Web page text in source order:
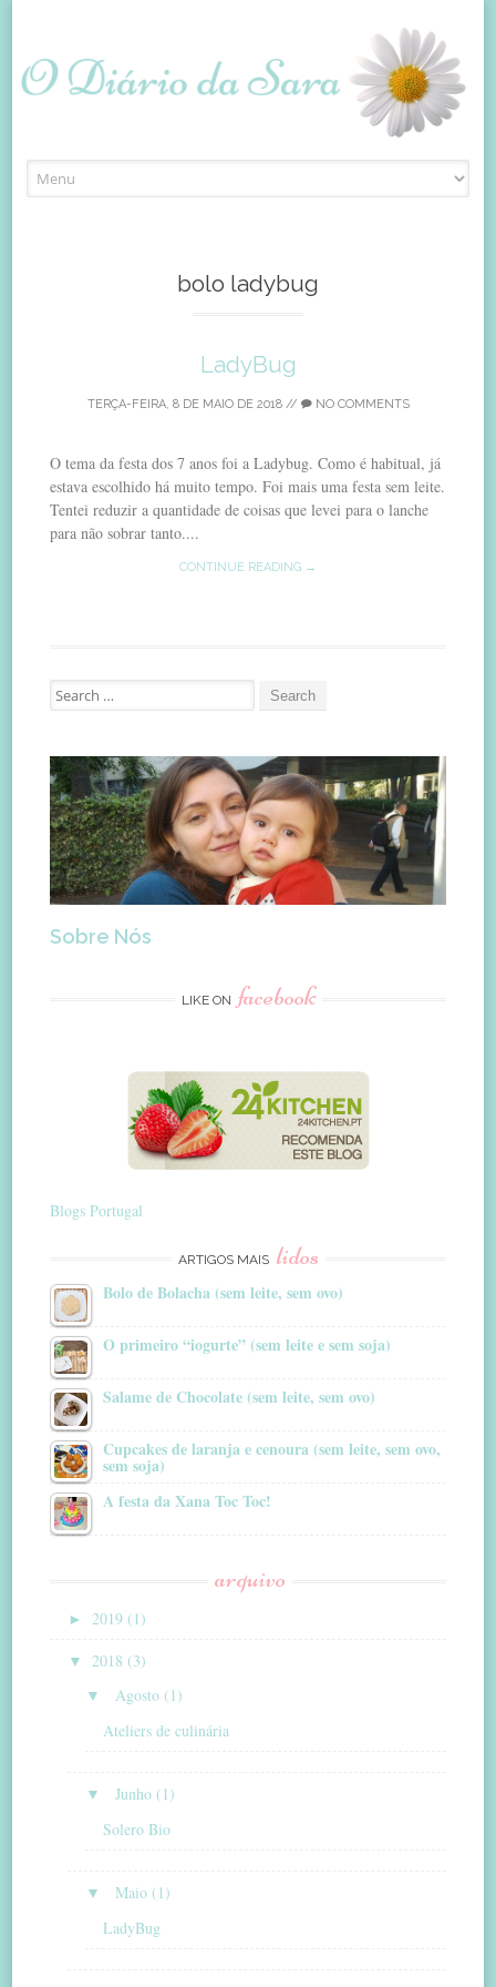
to
bolo ladybug
LadyBug
TERÇA-FEIRA, 8 DE MAIO DE 2018// NO COMMENTS
O tema da festa dos 7 anos foi a Ladybug. Como é habitual, já
estava escolhido há muito tempo. Foi mais uma festa sem leite.
Tentei reduzir a quantidade de coisas que levei para o lanche
para não sobrar tanto....
CONTINUE READING →
Search
for:
Sobre Nós
LIKE ON facebook
Blogs Portugal
ARTIGOS MAIS lidos
Bolo de Bolacha (sem leite, sem ovo)
O primeiro “iogurte” (sem leite e sem soja)
Salame de Chocolate (sem leite, sem ovo)
Cupcakes de laranja e cenoura (sem leite, sem ovo,
sem soja)
A festa da Xana Toc Toc!
arquivo
► 2019 (1)
▼ 2018 (3)
▼
Agosto (1)
Ateliers de culinária
▼
Junho (1)
Solero Bio
▼
Maio (1)
LadyBug